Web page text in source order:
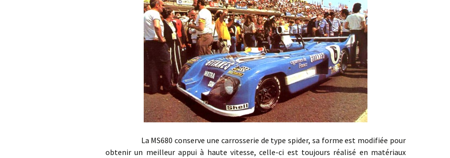
La MS680 conserve une carrosserie de type spider, sa forme est modifiée pour
obtenir un meilleur appui à haute vitesse, celle-ci est toujours réalisé en matériaux